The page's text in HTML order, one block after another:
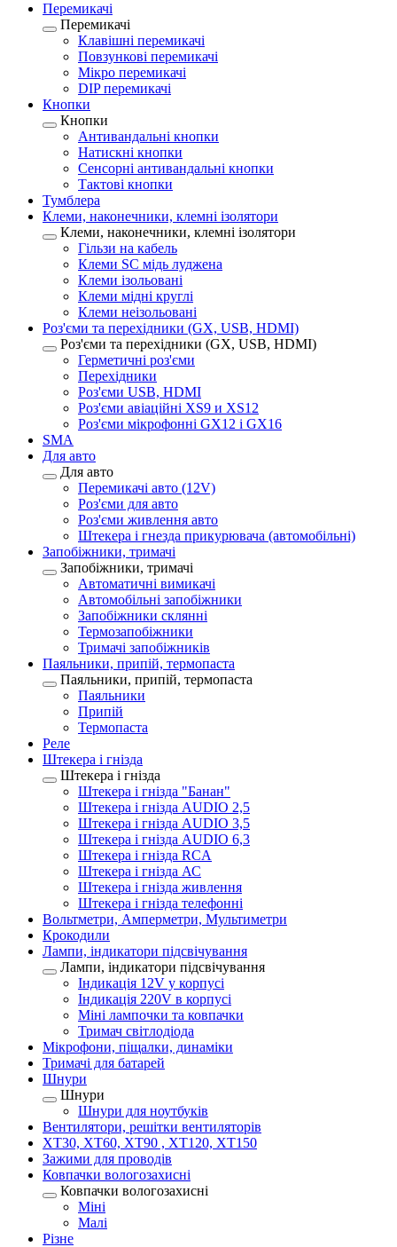
Перемикачі
Перемикачі
Клавішні перемикачі
Повзункові перемикачі
Мікро перемикачі
DIP перемикачі
Кнопки
Кнопки
Антивандальні кнопки
Натискні кнопки
Сенсорні антивандальні кнопки
Тактові кнопки
Тумблера
Клеми, наконечники, клемні ізолятори
Клеми, наконечники, клемні ізолятори
Гільзи на кабель
Клеми SC мідь луджена
Клеми ізольовані
Клеми мідні круглі
Клеми неізольовані
Роз'єми та перехідники (GX, USB, HDMI)
Роз'єми та перехідники (GX, USB, HDMI)
Герметичні роз'єми
Перехідники
Роз'єми USB, HDMI
Роз'єми авіаційні XS9 и XS12
Роз'єми мікрофонні GX12 і GX16
SMA
Для авто
Для авто
Перемикачі авто (12V)
Роз'єми для авто
Роз'єми живлення авто
Штекера і гнезда прикурювача (автомобільні)
Запобіжники, тримачі
Запобіжники, тримачі
Автоматичні вимикачі
Автомобільні запобіжники
Запобіжники склянні
Термозапобіжники
Тримачі запобіжників
Паяльники, припій, термопаста
Паяльники, припій, термопаста
Паяльники
Припій
Термопаста
Реле
Штекера і гнізда
Штекера і гнізда
Штекера і гнізда "Банан"
Штекера і гнізда AUDIO 2,5
Штекера і гнізда AUDIO 3,5
Штекера і гнізда AUDIO 6,3
Штекера і гнізда RCA
Штекера і гнізда АС
Штекера і гнізда живлення
Штекера і гнізда телефонні
Вольтметри, Амперметри, Мультиметри
Крокодили
Лампи, індикатори підсвічування
Лампи, індикатори підсвічування
Індикація 12V у корпусі
Індикація 220V в корпусі
Міні лампочки та ковпачки
Тримач світлодіода
Мікрофони, піщалки, динаміки
Тримачі для батарей
Шнури
Шнури
Шнури для ноутбуків
Вентилятори, решітки вентиляторів
XT30, XT60, XT90 , XT120, XT150
Зажими для проводів
Ковпачки вологозахисні
Ковпачки вологозахисні
Міні
Малі
Різне